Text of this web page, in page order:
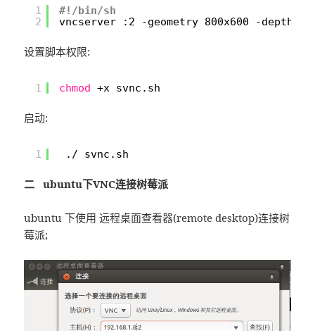
1
2
#!/bin/sh
vncserver :2 -geometry 800x600 -depth
设置脚本权限:
1 chmod +x svnc.sh
启动:
1 ./ svnc.sh
二 ubuntu下VNC连接树莓派
ubuntu 下使用 远程桌面查看器(remote desktop)连接树
莓派;